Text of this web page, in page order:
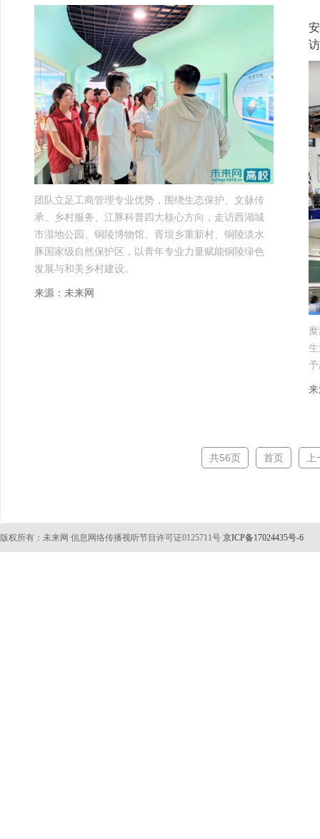
团队立足工商管理专业优势，围绕生态保护、文脉传
承、乡村服务、江豚科普四大核心方向，走访西湖城
市湿地公园、铜陵博物馆、胥坝乡重新村、铜陵淡水
豚国家级自然保护区，以青年专业力量赋能铜陵绿色
发展与和美乡村建设。
来源：未来网
共56页 首页 上
版权所有：未来网 信息网络传播视听节目许可证0125711号 京ICP备17024435号-6